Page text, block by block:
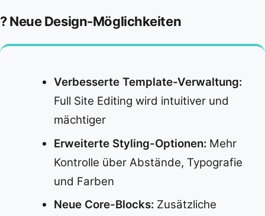
? Neue Design-Möglichkeiten
Verbesserte Template-Verwaltung:
Full Site Editing wird intuitiver und
mächtiger
Erweiterte Styling-Optionen: Mehr
Kontrolle über Abstände, Typografie
und Farben
Neue Core-Blocks: Zusätzliche